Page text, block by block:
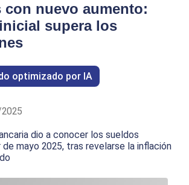
con nuevo aumento:
supera los
optimizado por IA
dio a conocer los sueldos
mayo 2025, tras revelarse la inflación